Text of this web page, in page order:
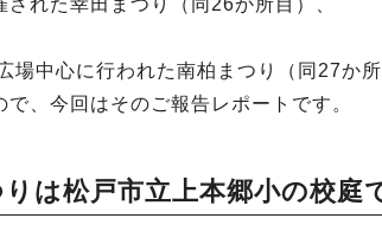
された幸田まつり（同26か所目）、
場中心に行われた南柏まつり（同27か所
、今回はそのご報告レポートです。
は松戸市立上本郷小の校庭